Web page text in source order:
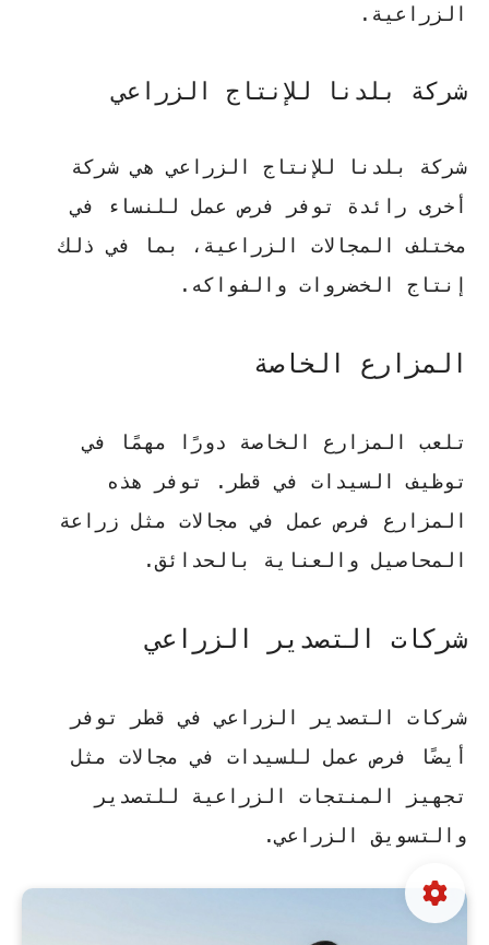
الزراعية.
شركة بلدنا للإنتاج الزراعي
شركة بلدنا للإنتاج الزراعي هي شركة
أخرى رائدة توفر فرص عمل للنساء في
مختلف المجالات الزراعية، بما في ذلك
إنتاج الخضروات والفواكه.
المزارع الخاصة
تلعب المزارع الخاصة دورًا مهمًا في
توظيف السيدات في قطر. توفر هذه
المزارع فرص عمل في مجالات مثل زراعة
المحاصيل والعناية بالحدائق.
شركات التصدير الزراعي
شركات التصدير الزراعي في قطر توفر
أيضًا فرص عمل للسيدات في مجالات مثل
تجهيز المنتجات الزراعية للتصدير
والتسويق الزراعي.